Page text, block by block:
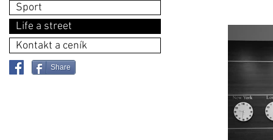
Sport
Life a street
Kontakt a ceník
Share